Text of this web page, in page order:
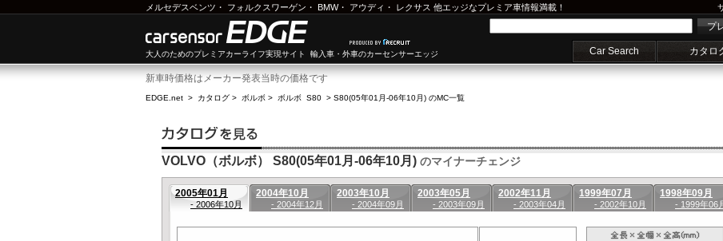
メルセデスベンツ ・ フォルクスワーゲン ・ BMW・ アウディ ・ レクサス 他エッジなプレミア車情報満載！
大人のためのプレミアカーライフ実現サイト 輸入車・外車のカーセンサーエッジ
プ
Car Search カタロ
新車時価格はメーカー発表当時の価格です
EDGE.net > カタログ > ボルボ > ボルボ S80 > S80(05年01月-06年10月) のMC一覧
VOLVO（ボルボ） S80(05年01月-06年10月) のマイナーチェンジ
2005年01月
- 2006年10月
2004年10月
- 2004年12月
2003年10月
- 2004年09月
2003年05月
- 2003年09月
2002年11月
- 2003年04月
1999年07月
- 2002年10月
1998年09月
- 1999年06